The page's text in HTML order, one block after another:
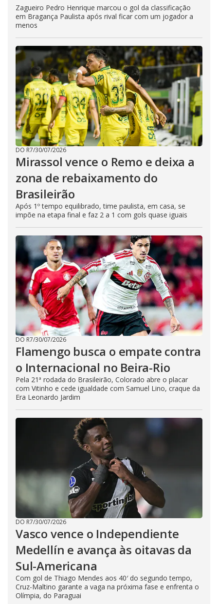
Zagueiro Pedro Henrique marcou o gol da classificação
em Bragança Paulista após rival ficar com um jogador a
menos
DO R7/30/07/2026
Mirassol vence o Remo e deixa a
zona de rebaixamento do
Brasileirão
Após 1º tempo equilibrado, time paulista, em casa, se
impõe na etapa final e faz 2 a 1 com gols quase iguais
DO R7/30/07/2026
Flamengo busca o empate contra
o Internacional no Beira-Rio
Pela 21ª rodada do Brasileirão, Colorado abre o placar
com Vitinho e cede igualdade com Samuel Lino, craque da
Era Leonardo Jardim
DO R7/30/07/2026
Vasco vence o Independiente
Medellín e avança às oitavas da
Sul-Americana
Com gol de Thiago Mendes aos 40′ do segundo tempo,
Cruz-Maltino garante a vaga na próxima fase e enfrenta o
Olímpia, do Paraguai